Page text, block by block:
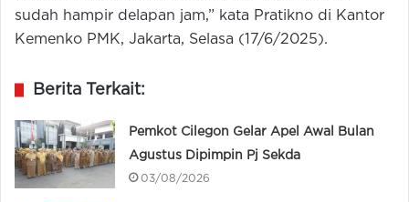
sudah hampir delapan jam,” kata Pratikno di Kantor
Kemenko PMK, Jakarta, Selasa (17/6/2025).
Berita Terkait:
Pemkot Cilegon Gelar Apel Awal Bulan
Agustus Dipimpin Pj Sekda
03/08/2026